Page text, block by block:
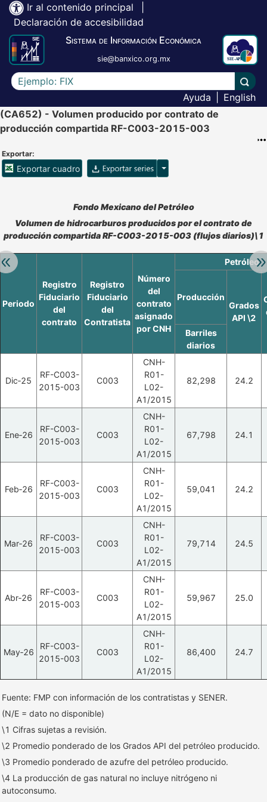
Ir al contenido principal
Declaración de accesibilidad
Sistema de Información Económica
sie@banxico.org.mx
Escriba el texto a buscar
Ayuda
English
(CA652) - Volumen producido por contrato de
producción compartida RF-C003-2015-003
Exportar:
Exportar cuadro Opciones para exportar
Retroceder:
Accesibilidad de Cuadros Analíticos, al exportar el cuadro
Fondo Mexicano del Petróleo
Volumen de hidrocarburos producidos por el contrato de
producción compartida RF-C003-2015-003 (flujos diarios)\1
Periodo
Registro
Fiduciario
del
contrato
Registro
Fiduciario
del
Contratista
Número
del
contrato
asignado
por CNH
Petróleo
Producción
Grados
API \2
Barriles
diarios
Dic‑25
RF-C003-
2015-003
C003
CNH-
R01-
L02-
A1/2015
82,298 24.2
Ene‑26
RF-C003-
2015-003
C003
CNH-
R01-
L02-
A1/2015
67,798 24.1
Feb‑26
RF-C003-
2015-003
C003
CNH-
R01-
L02-
A1/2015
59,041 24.2
Mar‑26
RF-C003-
2015-003
C003
CNH-
R01-
L02-
A1/2015
79,714 24.5
Abr‑26
RF-C003-
2015-003
C003
CNH-
R01-
L02-
A1/2015
59,967 25.0
May‑26
RF-C003-
2015-003
C003
CNH-
R01-
L02-
A1/2015
86,400 24.7
Fuente: FMP con información de los contratistas y SENER.
(N/E = dato no disponible)
\1 Cifras sujetas a revisión.
\2 Promedio ponderado de los Grados API del petróleo producido.
\3 Promedio ponderado de azufre del petróleo producido.
\4 La producción de gas natural no incluye nitrógeno ni
autoconsumo.